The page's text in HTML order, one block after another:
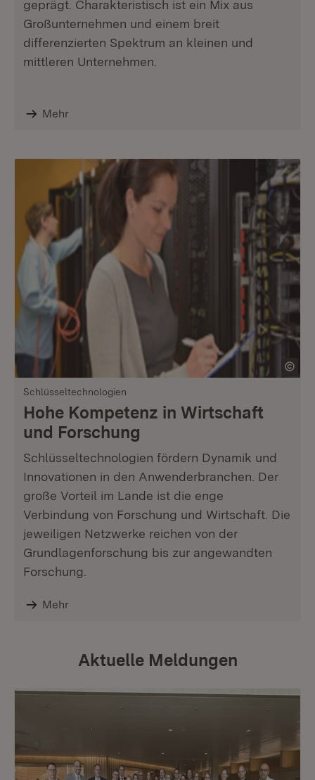
geprägt. Charakteristisch ist ein Mix aus
Großunternehmen und einem breit
differenzierten Spektrum an kleinen und
mittleren Unternehmen.
Mehr
Schlüsseltechnologien
Hohe Kompetenz in Wirtschaft
und Forschung
Schlüsseltechnologien fördern Dynamik und
Innovationen in den Anwenderbranchen. Der
große Vorteil im Lande ist die enge
Verbindung von Forschung und Wirtschaft. Die
jeweiligen Netzwerke reichen von der
Grundlagenforschung bis zur angewandten
Forschung.
Mehr
Aktuelle Meldungen